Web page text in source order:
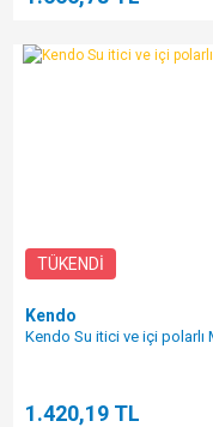
TÜKENDİ
Kendo
Kendo Su itici ve içi polarlı
1.420,19 TL